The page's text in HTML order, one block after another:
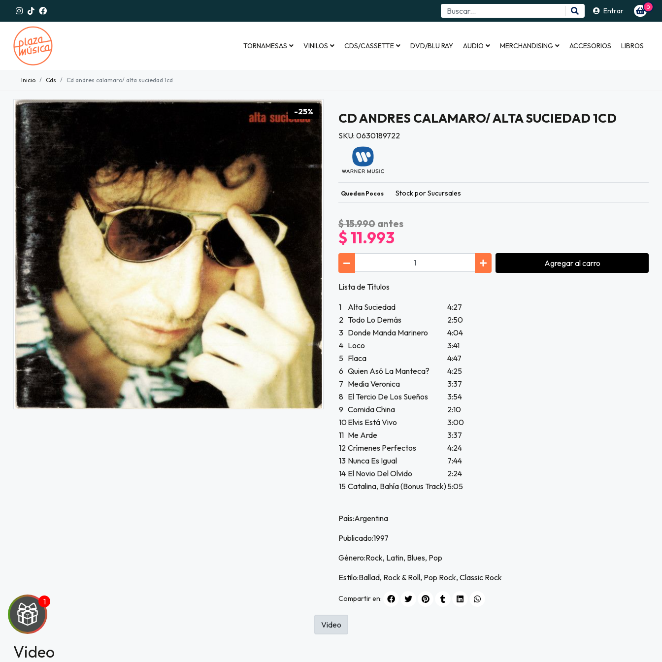
Entrar 0
TORNAMESAS VINILOS CDS/CASSETTE DVD/BLU RAY AUDIO MERCHANDISING ACCESORIOS LIBROS
Inicio Cds Cd andres calamaro/ alta suciedad 1cd
-25% CD ANDRES CALAMARO/ ALTA SUCIEDAD 1CD
SKU: 0630189722
Quedan Pocos Stock por Sucursales
$ 15.990 antes
$ 11.993
Agregaral carro
Lista de Títulos
1 Alta Suciedad
4:27
2 Todo Lo Demás
2:50
3 Donde Manda Marinero
4:04
4 Loco
3:41
5 Flaca
4:47
6 Quien Asó La Manteca?
4:25
7 Media Veronica
3:37
8 El Tercio De Los Sueños
3:54
9 Comida China
2:10
10Elvis Está Vivo
3:00
11 Me Arde
3:37
12 Crímenes Perfectos
4:24
13 Nunca Es Igual
7:44
14 El Novio Del Olvido
2:24
15 Catalina, Bahía (Bonus Track)5:05
País:Argentina
Publicado:1997
Género:Rock, Latin, Blues, Pop
Estilo:Ballad, Rock & Roll, Pop Rock, Classic Rock
Compartir en:
Video
Video